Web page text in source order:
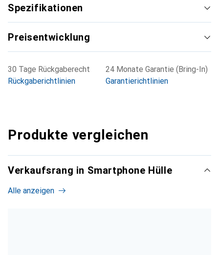
Spezifikationen
Preisentwicklung
30 Tage Rückgaberecht
Rückgaberichtlinien
24 Monate Garantie (Bring-In)
Garantierichtlinien
Produkte vergleichen
Verkaufsrang in Smartphone Hülle
Alle anzeigen